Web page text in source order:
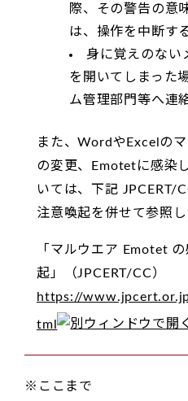
際、その警告の意
は、操作を中断す
身に覚えのない
を開いてしまった
ム管理部門等へ連
また、WordやExcelの
の変更、Emotetに感染
いては、下記 JPCERT/
注意喚起を併せて参照し
「マルウエア Emotet
起」（JPCERT/CC）
https://
tml
※ここまで